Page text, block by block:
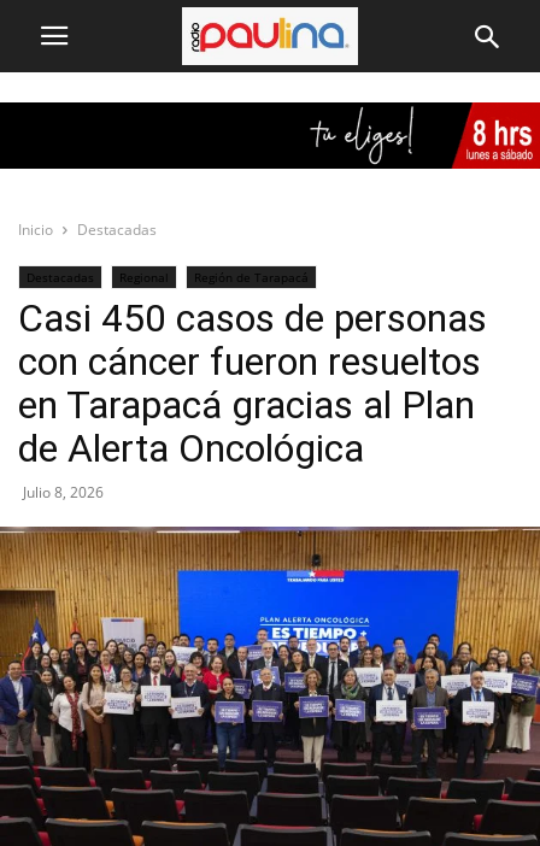
Inicio Destacadas
Destacadas Regional Región de Tarapacá
Casi 450 casos de personas
con cáncer fueron resueltos
en Tarapacá gracias al Plan
de Alerta Oncológica
Julio 8, 2026